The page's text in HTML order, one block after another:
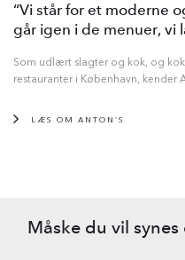
“Vi står for et moderne
går igen i de menuer, vi
Som udlært slagter og kok, og
restauranter i København, kender
LÆS OM ANTON’S
Måske du vil